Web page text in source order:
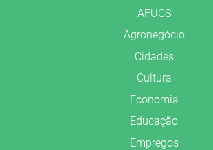
AFUCS
Agronegócio
Cidades
Cultura
Economia
Educação
Empregos